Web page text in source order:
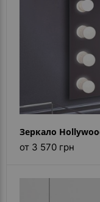
Зеркало
от 3 570 грн